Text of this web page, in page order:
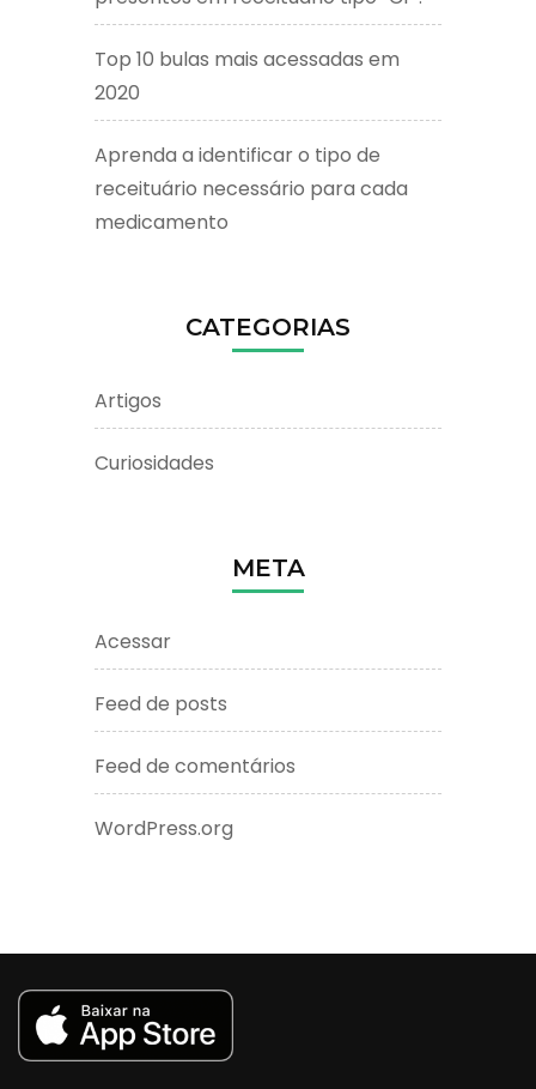
Top 10 bulas mais acessadas em
2020
Aprenda a identificar o tipo de
receituário necessário para cada
medicamento
CATEGORIAS
Artigos
Curiosidades
META
Acessar
Feed de posts
Feed de comentários
WordPress.org